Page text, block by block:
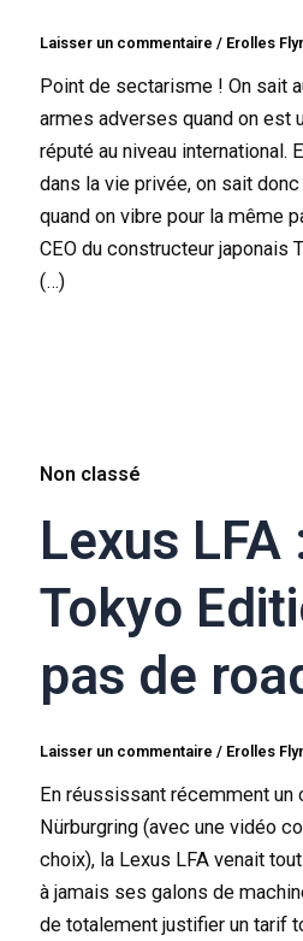
Laisser un commentaire / Erolles
Point de sectarisme ! On sait
armes adverses quand on est
réputé au niveau international.
dans la vie privée, on sait
quand on vibre pour la même
CEO du constructeur japonais
(…)
Non classé
Lexus LFA
Tokyo
pas de
Laisser un commentaire / Erolles
En réussissant récemment un
Nürburgring (avec une vidéo
choix), la Lexus LFA venait
à jamais ses galons de
de totalement justifier un tarif